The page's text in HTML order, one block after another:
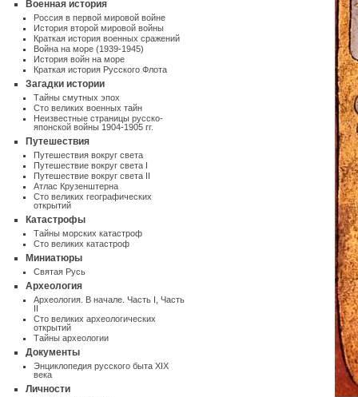
Военная история
Россия в первой мировой войне
История второй мировой войны
Краткая история военных сражений
Война на море (1939-1945)
История войн на море
Краткая история Русского Флота
Загадки истории
Тайны смутных эпох
Сто великих военных тайн
Неизвестные страницы русско-
японской войны 1904-1905 гг.
Путешествия
Путешествия вокруг света
Путешествие вокруг света I
Путешествие вокруг света II
Атлас Крузенштерна
Cто великих географических
открытий
Катастрофы
Тайны морских катастроф
Сто великих катастроф
Миниатюры
Святая Русь
Археология
Археология. В начале. Часть I Часть
II
Сто великих археологических
открытий
Тайны археологии
Документы
Энциклопедия русского быта XIX
века
Личности